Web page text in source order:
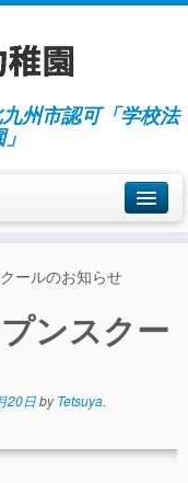
州市認可「学校法
ールのお知らせ
ンスクー
20日byTetsuya.